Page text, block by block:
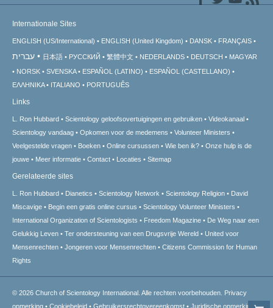
Internationale Sites
ENGLISH (US/International) ENGLISH (United Kingdom) DANSK FRANÇAIS
עברית 日本語 РУССКИЙ 繁體中文 NEDERLANDS DEUTSCH
MAGYAR
NORSK
SVENSKA ESPAÑOL (LATINO)
ESPAÑOL (CASTELLANO)
ΕΛΛΗΝΙΚA
ITALIANO PORTUGUÊS
Links
L. Ron Hubbard Scientology geloofsovertuigingen en gebruiken
Videokanaal
Scientology vandaag
Opkomen voor de medemens
Volunteer Ministers
Veelgestelde vragen
Boeken Online cursussen Wie ben ik?
Onze hulp is de
jouwe
Meer informatie Contact Locaties Sitemap
Gerelateerde sites
L. Ron Hubbard Dianetics Scientology Network Scientology Religion
David
Miscavige
Begin een gratis online cursus
Scientology Volunteer Ministers
International Organization of Scientologists
Freedom Magazine
De Weg naar een
Gelukkig Leven
Ter ondersteuning van een Drugsvrije Wereld
United voor
Mensenrechten
Jongeren voor Mensenrechten
Citizens Commission for Human
Rights
© 2026 Church of Scientology International. Alle rechten voorbehouden. Privacy
opmerking • Cookiebeleid • Gebruikersrechtovereenkomst • Juridische opmerking